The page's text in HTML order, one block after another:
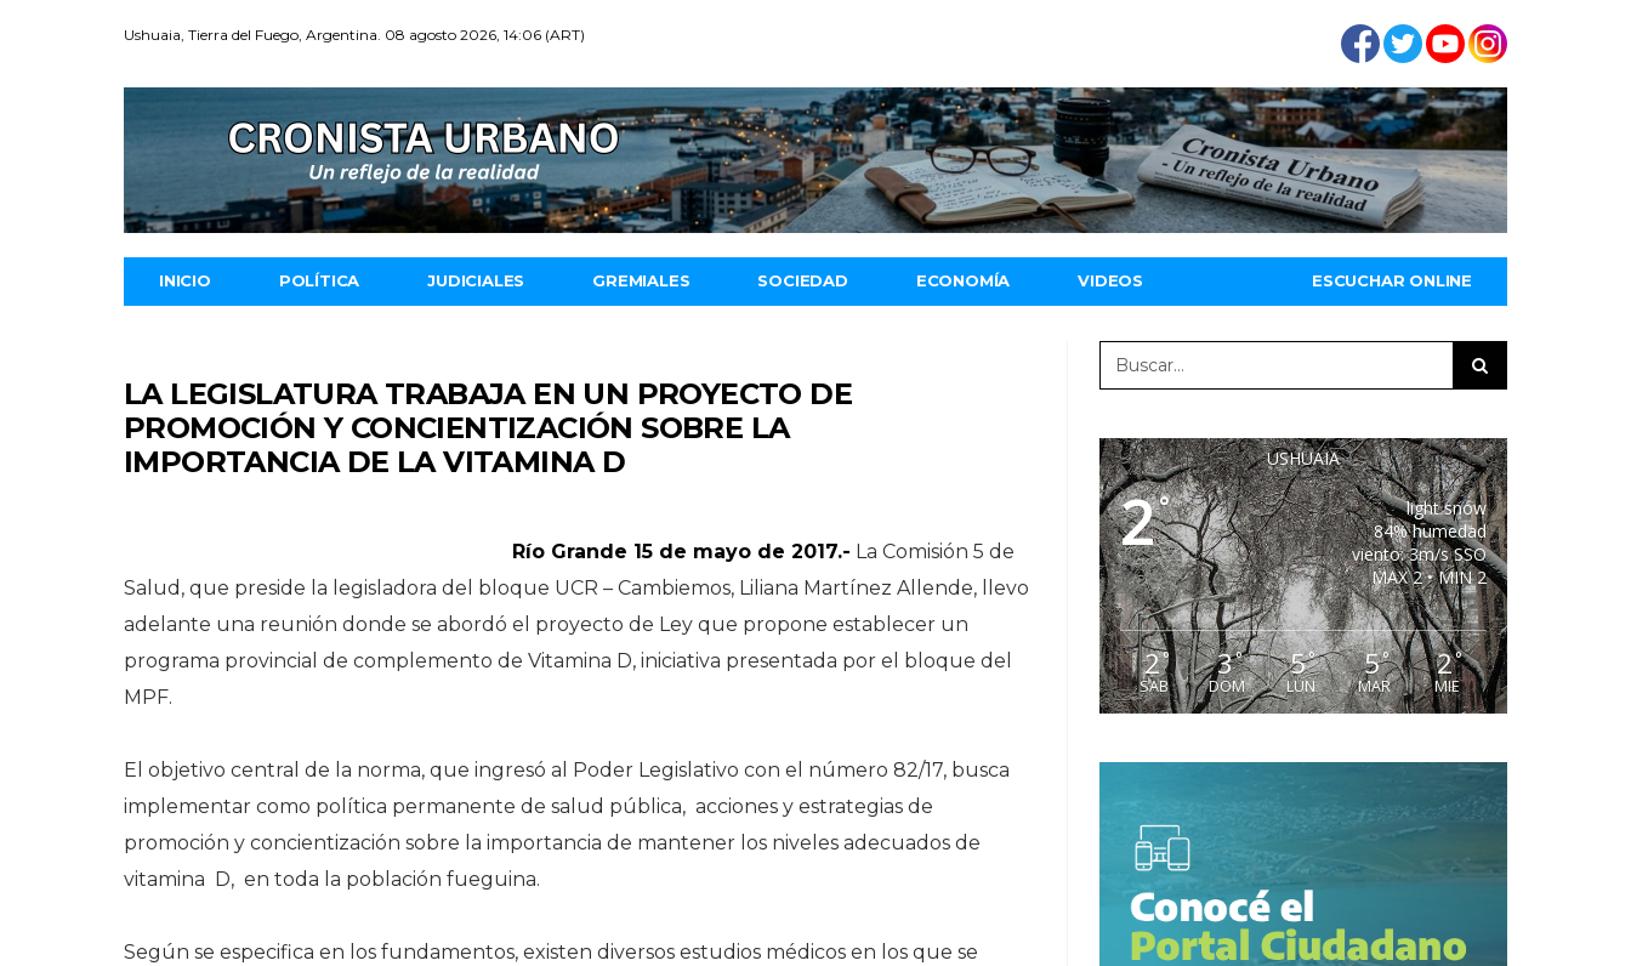
Ushuaia, Tierra del Fuego, Argentina. 08 agosto 2026, 14:06 (ART)
INICIO POLÍTICA JUDICIALES GREMIALES SOCIEDAD ECONOMÍA VIDEOS ESCUCHAR ONLINE
LA LEGISLATURA TRABAJA EN UN PROYECTO DE
PROMOCIÓN Y CONCIENTIZACIÓN SOBRE LA
IMPORTANCIA DE LA VITAMINA D
Río Grande 15 de mayo de 2017.- La Comisión 5 de
Salud, que preside la legisladora del bloque UCR – Cambiemos, Liliana Martínez Allende, llevo
adelante una reunión donde se abordó el proyecto de Ley que propone establecer un
programa provincial de complemento de Vitamina D, iniciativa presentada por el bloque del
MPF.
El objetivo central de la norma, que ingresó al Poder Legislativo con el número 82/17, busca
implementar como política permanente de salud pública, acciones y estrategias de
promoción y concientización sobre la importancia de mantener los niveles adecuados de
vitamina D, en toda la población fueguina.
Según se especifica en los fundamentos, existen diversos estudios médicos en los que se
USHUAIA
2°
light snow
84% humedad
viento: 3m/s SSO
MAX 2 • MIN 2
2°
SAB
3°
DOM
5°
LUN
5°
MAR
2°
MIE